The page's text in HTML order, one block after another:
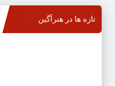
تازه ها در هنرآگین